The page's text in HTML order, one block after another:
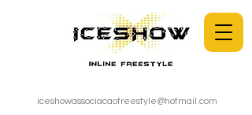
iceshowassociacaofreestyle@hotmail.com